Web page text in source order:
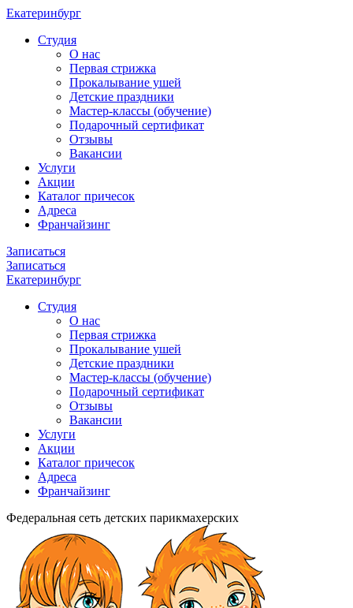
Екатеринбург
Cтудия
О нас
Первая стрижка
Прокалывание ушей
Детские праздники
Мастер-классы (обучение)
Подарочный сертификат
Отзывы
Вакансии
Услуги
Акции
Каталог причесок
Адреса
Франчайзинг
Записаться
Записаться
Екатеринбург
Cтудия
О нас
Первая стрижка
Прокалывание ушей
Детские праздники
Мастер-классы (обучение)
Подарочный сертификат
Отзывы
Вакансии
Услуги
Акции
Каталог причесок
Адреса
Франчайзинг
Федеральная сеть детских парикмахерских